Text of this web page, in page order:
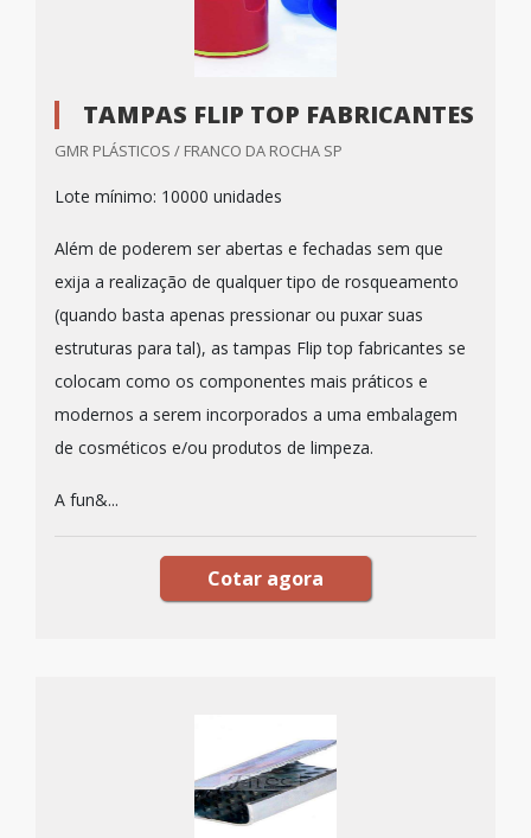
TAMPAS FLIP TOP FABRICANTES
GMR PLÁSTICOS / FRANCO DA ROCHA SP
Lote mínimo: 10000 unidades
Além de poderem ser abertas e fechadas sem que
exija a realização de qualquer tipo de rosqueamento
(quando basta apenas pressionar ou puxar suas
estruturas para tal), as tampas Flip top fabricantes se
colocam como os componentes mais práticos e
modernos a serem incorporados a uma embalagem
de cosméticos e/ou produtos de limpeza.
A fun&...
Cotar agora